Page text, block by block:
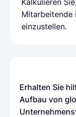
Mitarbeitende
einzustellen.
Erhalten Sie
Aufbau von